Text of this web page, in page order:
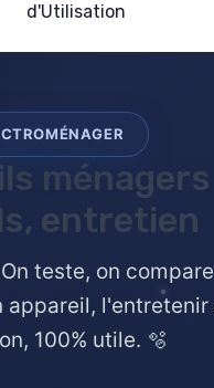
d'Utilisation
ménagers
entretien
teste, on
appareil,
100% utile. 🫧